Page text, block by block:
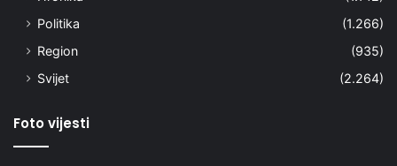
Politika
(1.266)
Region
(935)
Svijet
(2.264)
Foto vijesti